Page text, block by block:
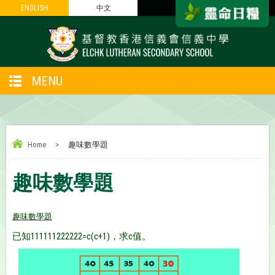
ENGLISH 中文
ENGLISH 中文
MENU
Home > 趣味數學題
趣味數學題
趣味數學題
已知111111222222=c(c+1)，求c值。